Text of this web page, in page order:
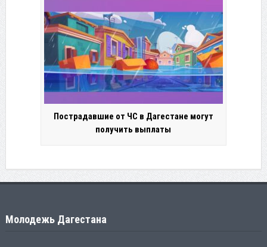
Пострадавшие от ЧС в Дагестане могут
получить выплаты
Молодежь Дагестана